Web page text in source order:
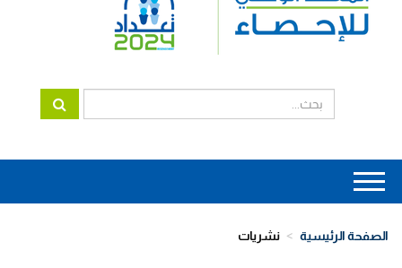
Main
navigation
الصفحة الرئيسية نشريات